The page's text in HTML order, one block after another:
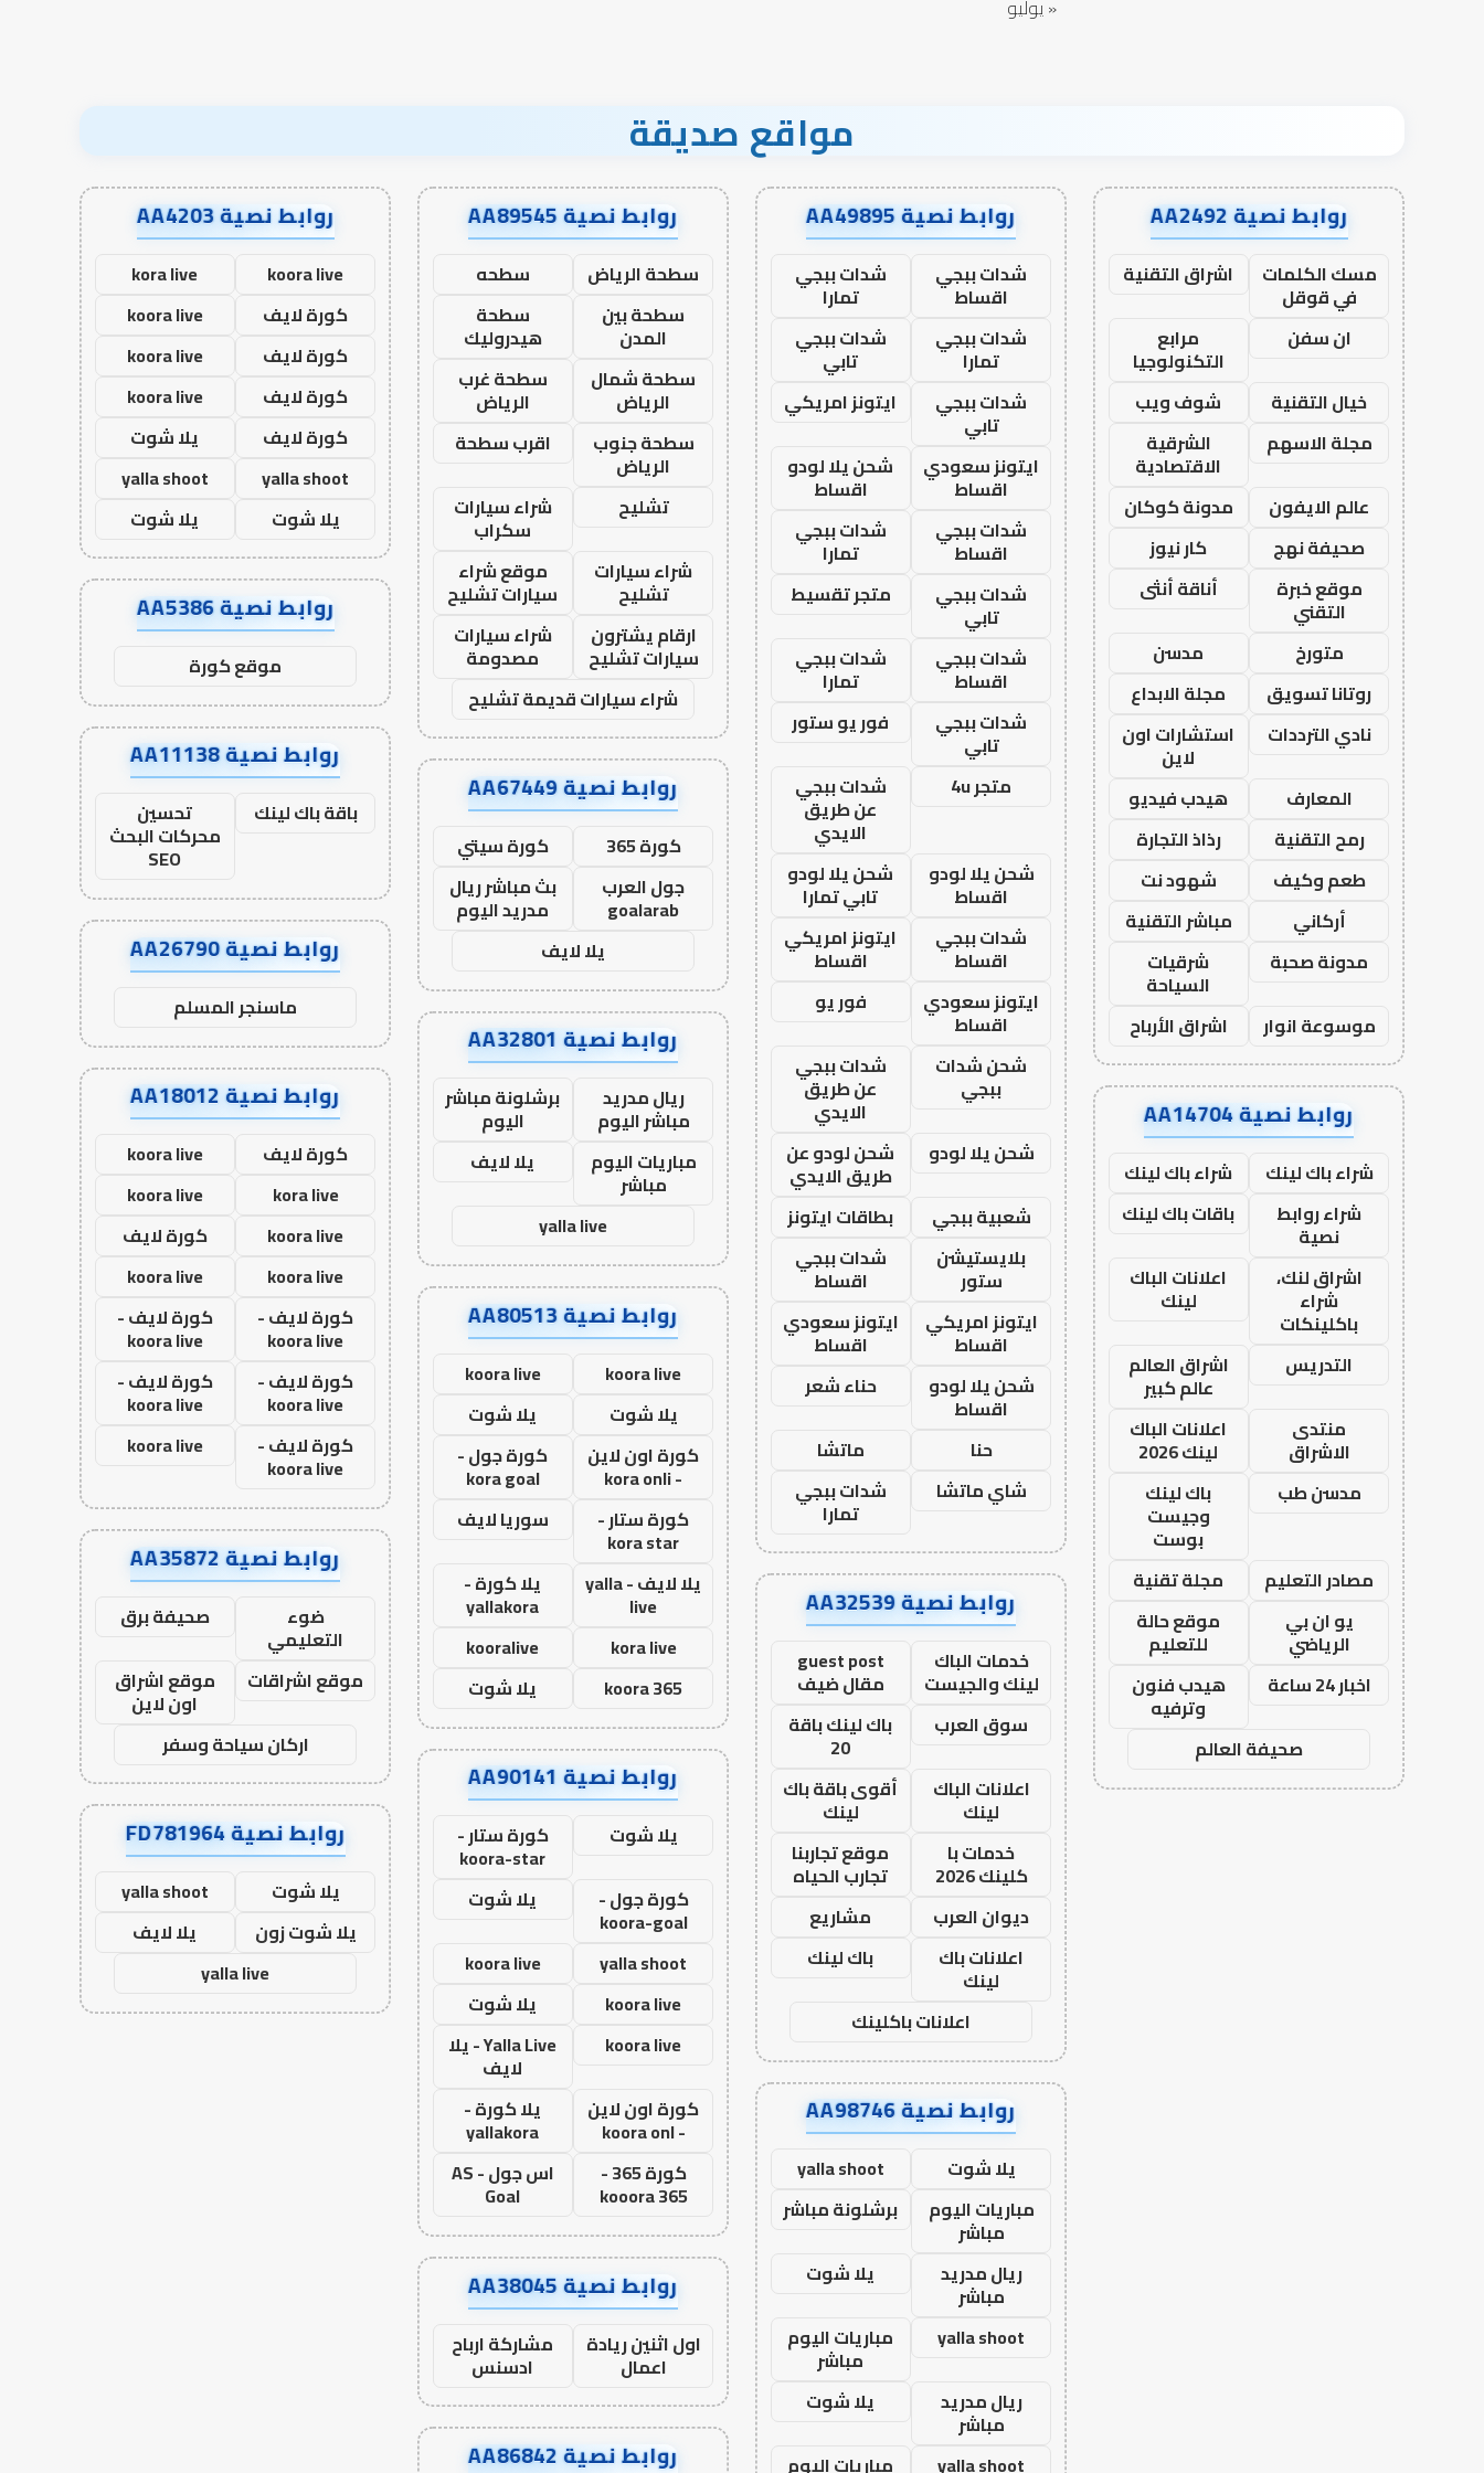
« يوليو
مواقع صديقة
روابط نصية AA2492
مسك الكلمات
في قوقل
اشراق التقنية
ان سفن
مرابع
التكنولوجيا
خيال التقنية
شوف ويب
مجلة الاسهم
الشرقية
الاقتصادية
عالم الايفون
مدونة كوكان
صحيفة نهج
كار نيوز
موقع خبرة
التقني
أناقة أنثى
متورخ
مدسن
روتانا تسويق
مجلة الابداع
نادي الترددات
استشارات اون
لاين
المعارف
هيدب فيديو
رمح التقنية
رذاذ التجارة
طعم وكيف
شهود نت
أركاني
مباشر التقنية
مدونة صحبة
شرقيات
السياحة
موسوعة انوار
اشراق الأرباح
روابط نصية AA14704
شراء باك لينك
شراء باك لينك
شراء روابط
نصية
باقات باك لينك
اشراق لنك،
شراء
باكلينكات
اعلانات الباك
لينك
التدريس
اشراق العالم
عالم كبير
منتدى
الاشراق
اعلانات الباك
لينك 2026
مدسن طب
باك لينك
وجيست
بوست
مصادر التعليم
مجلة تقنية
يو ان بي
الرياضي
موقع حالة
للتعليم
اخبار 24 ساعة
هيدب فنون
وترفيه
صحيفة العالم
روابط نصية AA49895
شدات ببجي
اقساط
شدات ببجي
تمارا
شدات ببجي
تمارا
شدات ببجي
تابي
شدات ببجي
تابي
ايتونز امريكي
ايتونز سعودي
اقساط
شحن يلا لودو
اقساط
شدات ببجي
اقساط
شدات ببجي
تمارا
شدات ببجي
تابي
متجر تقسيط
شدات ببجي
اقساط
شدات ببجي
تمارا
شدات ببجي
تابي
فور يو ستور
متجر 4u
شدات ببجي
عن طريق
الايدي
شحن يلا لودو
اقساط
شحن يلا لودو
تابي تمارا
شدات ببجي
اقساط
ايتونز امريكي
اقساط
ايتونز سعودي
اقساط
فور يو
شحن شدات
ببجي
شدات ببجي
عن طريق
الايدي
شحن يلا لودو
شحن لودو عن
طريق الايدي
شعبية ببجي
بطاقات ايتونز
بلايستيشن
ستور
شدات ببجي
اقساط
ايتونز امريكي
اقساط
ايتونز سعودي
اقساط
شحن يلا لودو
اقساط
حناء شعر
حنا
ماتشا
شاي ماتشا
شدات ببجي
تمارا
روابط نصية AA32539
خدمات الباك
لينك والجيست
guest post
مقال ضيف
سوق العرب
باك لينك باقة
20
اعلانات الباك
لينك
أقوى باقة باك
لينك
خدمات با
كلينك 2026
موقع تجاربنا
تجارب الحياه
ديوان العرب
مشاريع
اعلانات باك
لينك
باك لينك
اعلانات باكلينك
روابط نصية AA98746
يلا شوت
yalla shoot
مباريات اليوم
مباشر
برشلونة مباشر
ريال مدريد
مباشر
يلا شوت
yalla shoot
مباريات اليوم
مباشر
ريال مدريد
مباشر
يلا شوت
yalla shoot
مباريات اليوم
روابط نصية AA89545
سطحة الرياض
سطحه
سطحة بين
المدن
سطحة
هيدروليك
سطحة شمال
الرياض
سطحة غرب
الرياض
سطحة جنوب
الرياض
اقرب سطحة
تشليح
شراء سيارات
سكراب
شراء سيارات
تشليح
موقع شراء
سيارات تشليح
ارقام يشترون
سيارات تشليح
شراء سيارات
مصدومة
شراء سيارات قديمة تشليح
روابط نصية AA67449
كورة 365
كورة سيتي
جول العرب
goalarab
بث مباشر ريال
مدريد اليوم
يلا لايف
روابط نصية AA32801
ريال مدريد
مباشر اليوم
برشلونة مباشر
اليوم
مباريات اليوم
مباشر
يلا لايف
yalla live
روابط نصية AA80513
koora live
koora live
يلا شوت
يلا شوت
كورة اون لاين
- kora onli
كورة جول -
kora goal
كورة ستار -
kora star
سوريا لايف
يلا لايف - yalla
live
يلا كورة -
yallakora
kora live
kooralive
koora 365
يلا شوت
روابط نصية AA90141
يلا شوت كورة ستار -
koora-star
كورة جول -
koora-goal
يلا شوت
yalla shoot
koora live
koora live
يلا شوت
koora live
Yalla Live - يلا
لايف
كورة اون لاين
- koora onl
يلا كورة -
yallakora
كورة 365 -
kooora 365
اس جول - AS
Goal
روابط نصية AA38045
اول اثنين ريادة
اعمال
مشاركة ارباح
ادسنس
روابط نصية AA86842
روابط نصية AA4203
koora live
kora live
كورة لايف
koora live
كورة لايف
koora live
كورة لايف
koora live
كورة لايف
يلا شوت
yalla shoot
yalla shoot
يلا شوت
يلا شوت
روابط نصية AA5386
موقع كورة
روابط نصية AA11138
باقة باك لينك تحسين
محركات البحث
SEO
روابط نصية AA26790
ماسنجر المسلم
روابط نصية AA18012
كورة لايف
koora live
kora live
koora live
koora live
كورة لايف
koora live
koora live
كورة لايف -
koora live
كورة لايف -
koora live
كورة لايف -
koora live
كورة لايف -
koora live
كورة لايف -
koora live
koora live
روابط نصية AA35872
ضوء
التعليمي
صحيفة برق
موقع اشراقات
موقع اشراق
اون لاين
اركان سياحة وسفر
روابط نصية FD781964
يلا شوت
yalla shoot
يلا شوت زون
يلا لايف
yalla live